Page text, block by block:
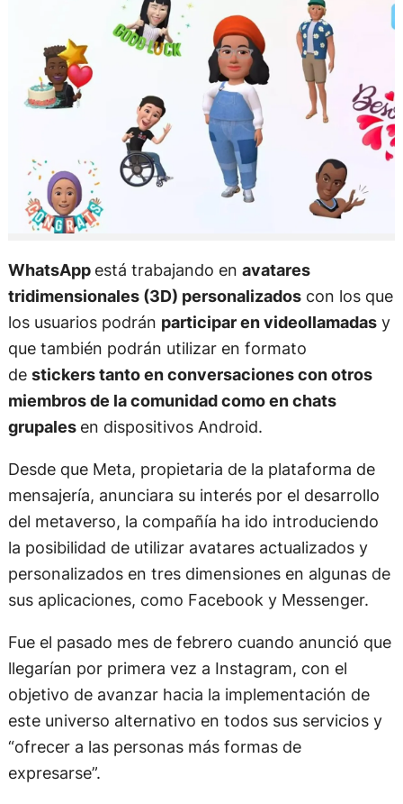
WhatsApp está trabajando en avatares
tridimensionales (3D) personalizadoscon los que
los usuarios podrán participar en videollamadasy
que también podrán utilizar en formato
de stickers tanto en conversaciones con otros
miembros de la comunidad como en chats
grupales en dispositivos Android.
Desde que Meta, propietaria de la plataforma de
mensajería, anunciara su interés por el desarrollo
del metaverso, la compañía ha ido introduciendo
la posibilidad de utilizar avatares actualizados y
personalizados en tres dimensiones en algunas de
sus aplicaciones, como Facebook y Messenger.
Fue el pasado mes de febrero cuando anunció que
llegarían por primera vez a Instagram, con el
objetivo de avanzar hacia la implementación de
este universo alternativo en todos sus servicios y
“ofrecer a las personas más formas de
expresarse”.